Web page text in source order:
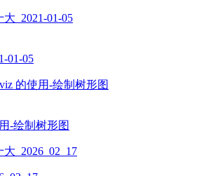
01-05
-绘制树形图